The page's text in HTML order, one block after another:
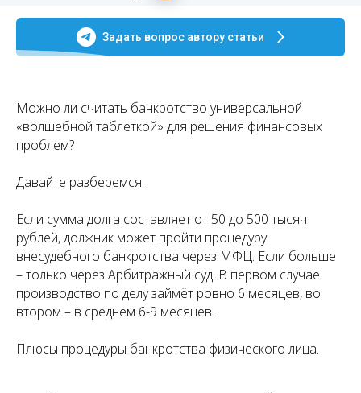
Задать вопрос автору статьи
Можно ли считать банкротство универсальной
«волшебной таблеткой» для решения финансовых
проблем?
Давайте разберемся.
Если сумма долга составляет от 50 до 500 тысяч
рублей, должник может пройти процедуру
внесудебного банкротства через МФЦ. Если больше
– только через Арбитражный суд. В первом случае
производство по делу займёт ровно 6 месяцев, во
втором – в среднем 6-9 месяцев.
Плюсы процедуры банкротства физического лица.